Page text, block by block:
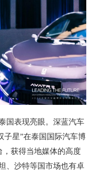
国表现亮眼。深蓝汽车
子星”在泰国国际汽车博
，获得当地媒体的高度
、沙特等国市场也有卓